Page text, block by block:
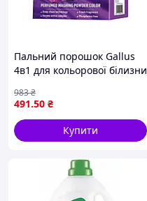
Пальний порошок Gallus
4в1 для кольорової білизни
ферментами для глибокого
очищення
491.50 ₴
983₴
Купити